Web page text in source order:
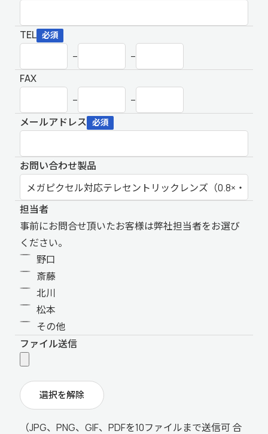
TEL 必須
–
–
FAX
–
–
メールアドレス 必須
お問い合わせ製品
担当者
事前にお問合せ頂いたお客様は弊社担当者をお選び
ください。
野口
斎藤
北川
松本
その他
ファイル送信
選択を解除
（JPG、PNG、GIF、PDFを10ファイルまで送信可 合